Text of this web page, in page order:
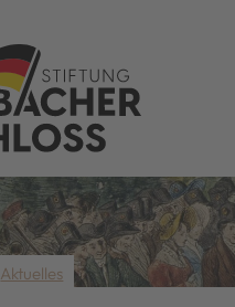
Aktuelles